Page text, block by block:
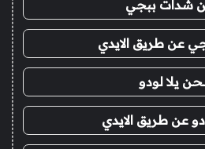
شدات ببجي
عن طريق الايدي
يلا لودو
عن طريق الايدي